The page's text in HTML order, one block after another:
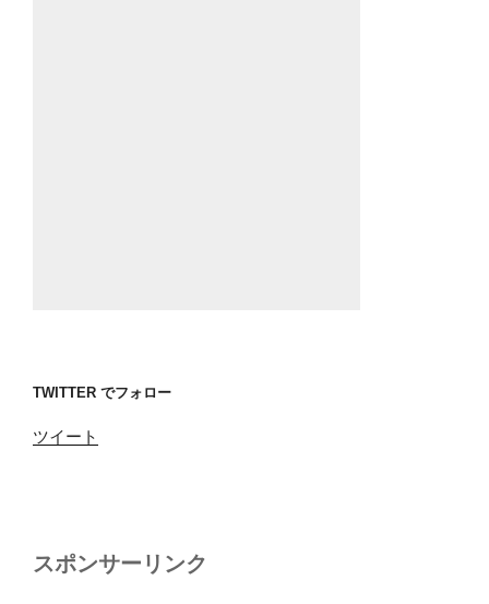
TWITTER でフォロー
ツイート
スポンサーリンク